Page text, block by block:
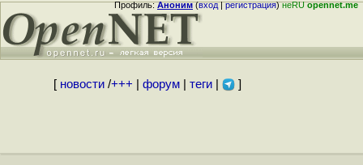
Профиль:Аноним(вход|регистрация)неRUopennet.me
[ новости/+++ форум| теги| ]